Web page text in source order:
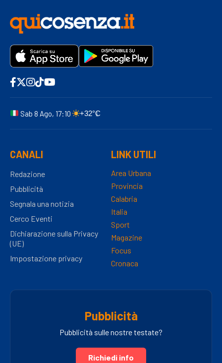
Sab 8 Ago, 17:10 +32°C
CANALI
Redazione
Pubblicità
Segnala una notizia
Cerco Eventi
Dichiarazione sulla Privacy
(UE)
Impostazione privacy
LINK UTILI
Area Urbana
Provincia
Calabria
Italia
Sport
Magazine
Focus
Cronaca
Pubblicità
Pubblicità sulle nostre testate?
Richiedi info